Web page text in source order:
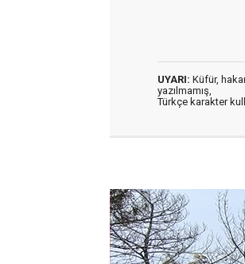
UYARI: Küfür,
yazılmamış,
Türkçe karakter